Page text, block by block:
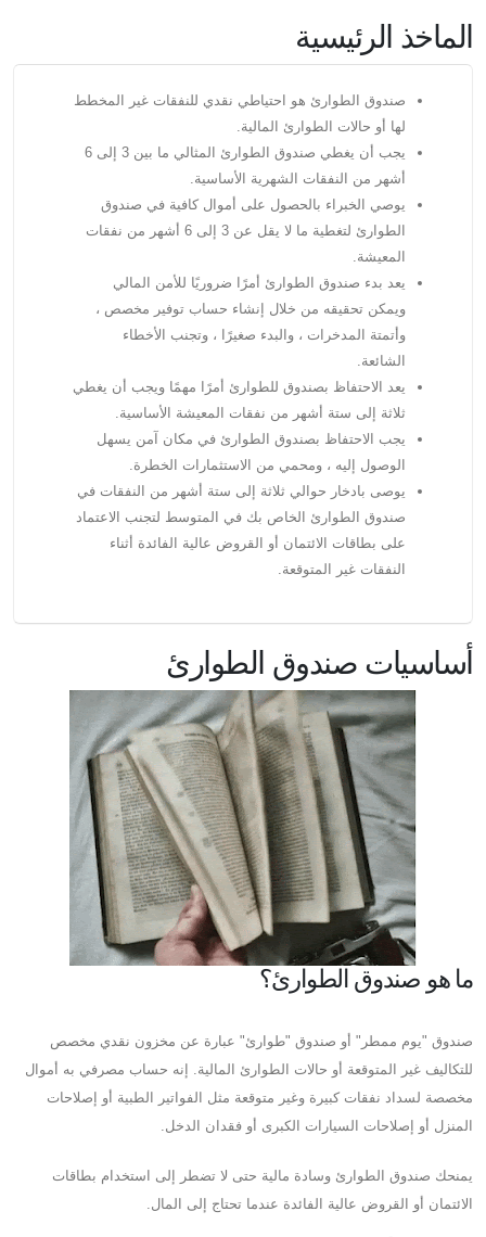
الماخذ الرئيسية
صندوق الطوارئ هو احتياطي نقدي للنفقات غير المخطط
لها أو حالات الطوارئ المالية.
يجب أن يغطي صندوق الطوارئ المثالي ما بين 3 إلى 6
أشهر من النفقات الشهرية الأساسية.
يوصي الخبراء بالحصول على أموال كافية في صندوق
الطوارئ لتغطية ما لا يقل عن 3 إلى 6 أشهر من نفقات
المعيشة.
يعد بدء صندوق الطوارئ أمرًا ضروريًا للأمن المالي
ويمكن تحقيقه من خلال إنشاء حساب توفير مخصص ،
وأتمتة المدخرات ، والبدء صغيرًا ، وتجنب الأخطاء
الشائعة.
يعد الاحتفاظ بصندوق للطوارئ أمرًا مهمًا ويجب أن يغطي
ثلاثة إلى ستة أشهر من نفقات المعيشة الأساسية.
يجب الاحتفاظ بصندوق الطوارئ في مكان آمن يسهل
الوصول إليه ، ومحمي من الاستثمارات الخطرة.
يوصى بادخار حوالي ثلاثة إلى ستة أشهر من النفقات في
صندوق الطوارئ الخاص بك في المتوسط ​​لتجنب الاعتماد
على بطاقات الائتمان أو القروض عالية الفائدة أثناء
النفقات غير المتوقعة.
أساسيات صندوق الطوارئ
ما هو صندوق الطوارئ؟
صندوق "يوم ممطر" أو صندوق "طوارئ" عبارة عن مخزون نقدي مخصص
للتكاليف غير المتوقعة أو حالات الطوارئ المالية. إنه حساب مصرفي به أموال
مخصصة لسداد نفقات كبيرة وغير متوقعة مثل الفواتير الطبية أو إصلاحات
المنزل أو إصلاحات السيارات الكبرى أو فقدان الدخل.
يمنحك صندوق الطوارئ وسادة مالية حتى لا تضطر إلى استخدام بطاقات
الائتمان أو القروض عالية الفائدة عندما تحتاج إلى المال.